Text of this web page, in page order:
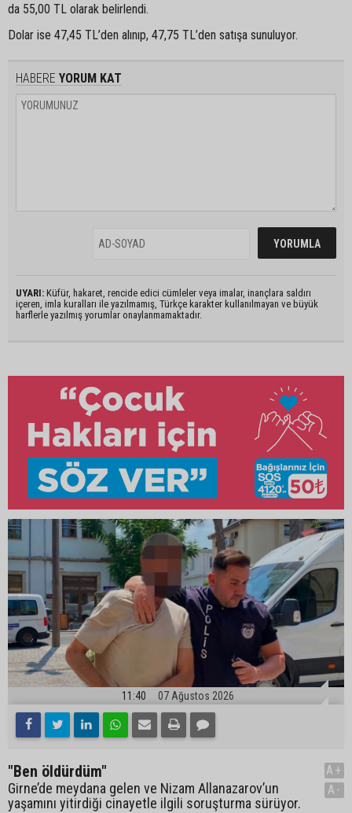
da 55,00 TL olarak belirlendi.
Dolar ise 47,45 TL’den alınıp, 47,75 TL’den satışa sunuluyor.
HABERE YORUM KAT
UYARI: Küfür, hakaret, rencide edici cümleler veya imalar, inançlara saldırı
içeren, imla kuralları ile yazılmamış, Türkçe karakter kullanılmayan ve büyük
harflerle yazılmış yorumlar onaylanmamaktadır.
11:40 07 Ağustos 2026
"Ben öldürdüm"
Girne’de meydana gelen ve Nizam Allanazarov’un
yaşamını yitirdiği cinayetle ilgili soruşturma sürüyor.
A+
A-